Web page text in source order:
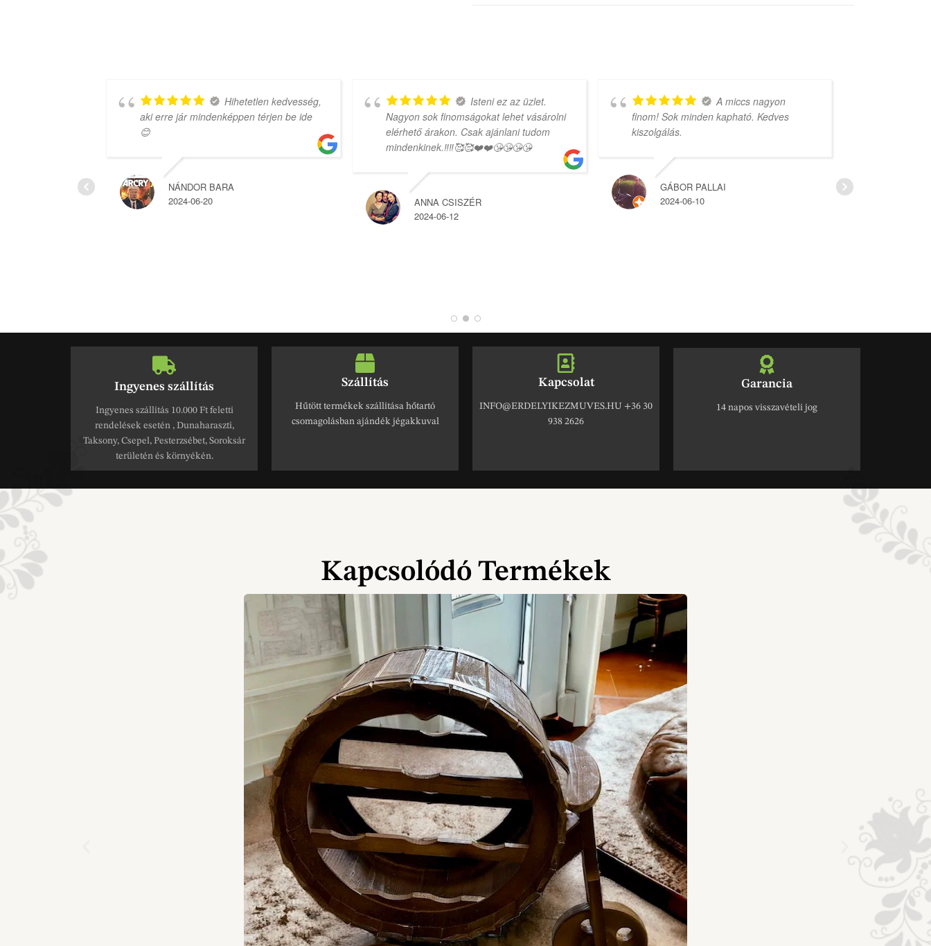
Hihetetlen kedvesség,
aki erre jár mindenképpen térjen be ide
😊
NÁNDOR BARA
2024-06-20
Isteni ez az üzlet.
Nagyon sok finomságokat lehet vásárolni
elérhető árakon. Csak ajánlani tudom
mindenkinek.‼️‼️🥰🥰❤️❤️😘😘😘😘
ANNA CSISZÉR
2024-06-12
A miccs nagyon
finom! Sok minden kapható. Kedves
kiszolgálás.
GÁBOR PALLAI
2024-06-10
Ingyenes szállítás
Ingyenes szállítás 10.000 Ft feletti
rendelések esetén , Dunaharaszti,
Taksony, Csepel, Pesterzsébet, Soroksár
területén és környékén.
Szállítás
Hűtött termékek szállítása hőtartó
csomagolásban ajándék jégakkuval
Kapcsolat
INFO@ERDELYIKEZMUVES.HU +36 30
938 2626
Garancia
14 napos visszavételi jog
Kapcsolódó Termékek